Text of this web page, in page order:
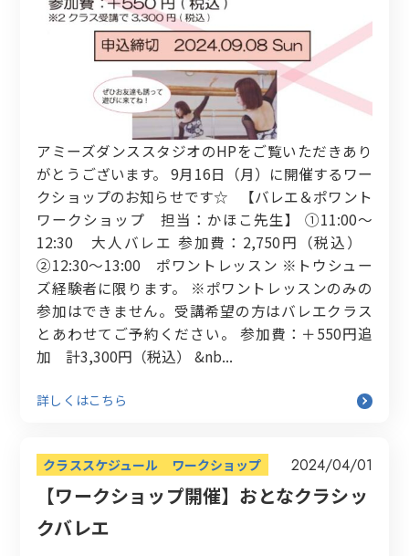
アミーズダンススタジオのHPをご覧いただきあり
がとうございます。 9月16日（月）に開催するワー
クショップのお知らせです☆ 【バレエ＆ポワント
ワークショップ 担当：かほこ先生】 ①11:00〜
12:30 大人バレエ 参加費：2,750円（税込）
②12:30〜13:00 ポワントレッスン ※トウシュー
ズ経験者に限ります。 ※ポワントレッスンのみの
参加はできません。受講希望の方はバレエクラス
とあわせてご予約ください。 参加費：＋550円追
加 計3,300円（税込） &nb...
詳しくはこちら
クラススケジュール ワークショップ 2024/04/01
【ワークショップ開催】おとなクラシッ
クバレエ